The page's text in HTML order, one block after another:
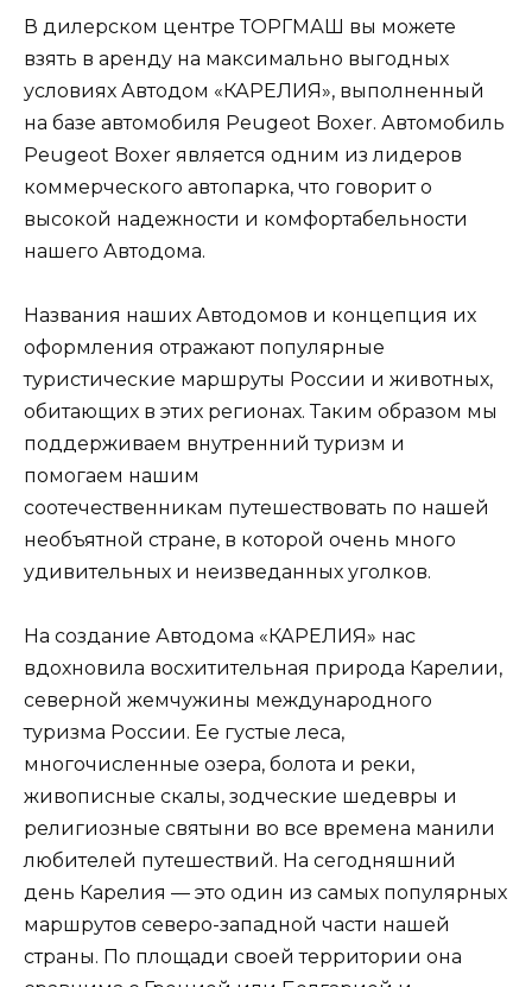
В дилерском центре ТОРГМАШ вы можете
взять в аренду на максимально выгодных
условиях Автодом «КАРЕЛИЯ», выполненный
на базе автомобиля Peugeot Boxer. Автомобиль
Peugeot Boxer является одним из лидеров
коммерческого автопарка, что говорит о
высокой надежности и комфортабельности
нашего Автодома.
Названия наших Автодомов и концепция их
оформления отражают популярные
туристические маршруты России и животных,
обитающих в этих регионах. Таким образом мы
поддерживаем внутренний туризм и
помогаем нашим
соотечественникам путешествовать по нашей
необъятной стране, в которой очень много
удивительных и неизведанных уголков.
На создание Автодома «КАРЕЛИЯ» нас
вдохновила восхитительная природа Карелии,
северной жемчужины международного
туризма России. Ее густые леса,
многочисленные озера, болота и реки,
живописные скалы, зодческие шедевры и
религиозные святыни во все времена манили
любителей путешествий. На сегодняшний
день Карелия — это один из самых популярных
маршрутов северо-западной части нашей
страны. По площади своей территории она